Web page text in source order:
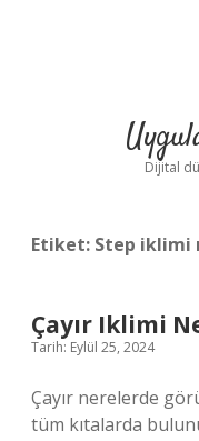
Dijital
Etiket: Step iklimi
Çayır Iklimi
Tarih: Eylül 25, 2024
Çayır nerelerde
tüm kıtalarda